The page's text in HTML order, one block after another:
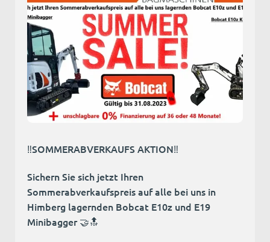
‼️SOMMERABVERKAUFS AKTION‼️
Sichern Sie sich jetzt Ihren
Sommerabverkaufspreis auf alle bei uns in
Himberg lagernden Bobcat E10z und E19
Minibagger 🤝🔝